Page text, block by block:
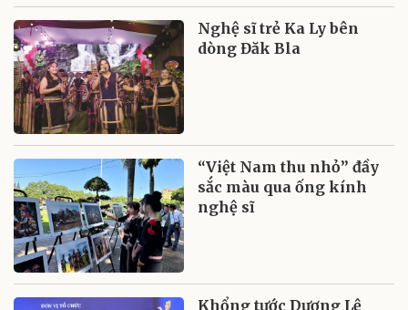
Nghệ sĩ trẻ Ka Ly bên
dòng Đăk Bla
“Việt Nam thu nhỏ” đầy
sắc màu qua ống kính
nghệ sĩ
Khổng tước Dương Lệ